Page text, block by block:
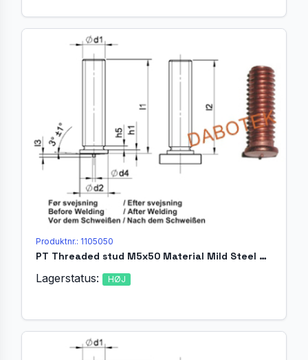
Produktnr.: 1105050
PT Threaded stud M5x50 Material Mild Steel 4.8 acc. EN ISO 13918
Lagerstatus: HØJ